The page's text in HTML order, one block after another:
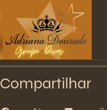
Compartilhar